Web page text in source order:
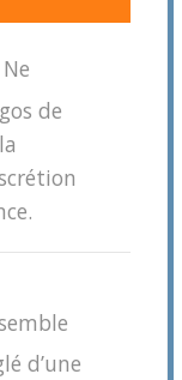
Ne
de
d’une